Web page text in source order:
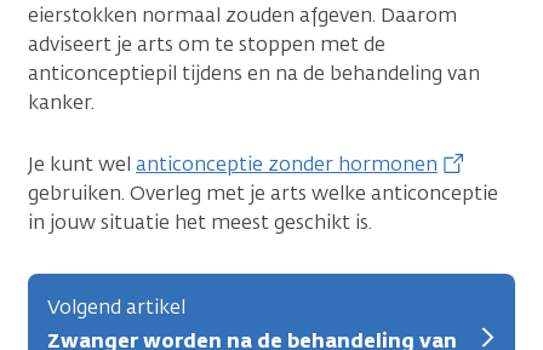
eierstokken normaal zouden afgeven. Daarom
adviseert je arts om te stoppen met de
anticonceptiepil tijdens en na de behandeling van
kanker.
Je kunt wel anticonceptie zonder hormonen
gebruiken. Overleg met je arts welke anticonceptie
in jouw situatie het meest geschikt is.
Volgend artikel
Zwanger worden na de behandeling van